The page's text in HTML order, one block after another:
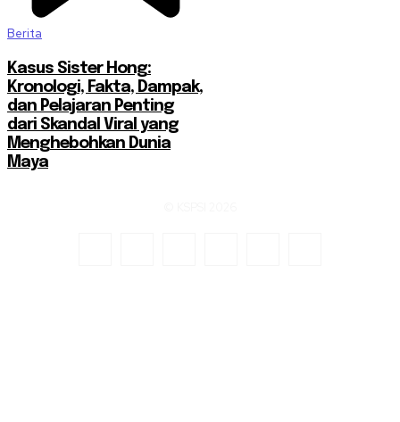
Berita
Kasus Sister Hong:
Kronologi, Fakta, Dampak,
dan Pelajaran Penting
dari Skandal Viral yang
Menghebohkan Dunia
Maya